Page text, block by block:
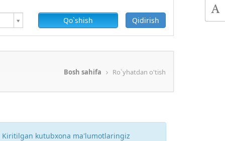
Qo`shish Qidirish
Bosh sahifa Ro`yhatdan o'tish
kutubxona ma'lumotlaringiz